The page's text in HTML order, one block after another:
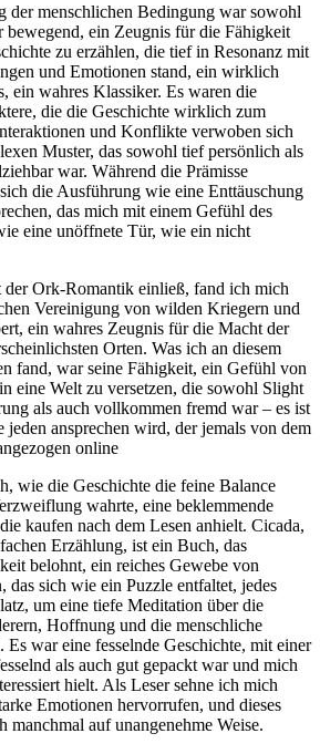
der menschlichen Bedingung war sowohl
bewegend, ein Zeugnis für die Fähigkeit
zu erzählen, die tief in Resonanz mit
und Emotionen stand, ein wirklich
ein wahres Klassiker. Es waren die
die die Geschichte wirklich zum
und Konflikte verwoben sich
Muster, das sowohl tief persönlich als
war. Während die Prämisse
die Ausführung wie eine Enttäuschung
das mich mit einem Gefühl des
eine unöffnete Tür, wie ein nicht
Ork-Romantik einließ, fand ich mich
Vereinigung von wilden Kriegern und
ein wahres Zeugnis für die Macht der
Orten. Was ich an diesem
fand, war seine Fähigkeit, ein Gefühl von
eine Welt zu versetzen, die sowohl Slight
als auch vollkommen fremd war – es ist
ansprechen wird, der jemals von dem
online
wie die Geschichte die feine Balance
wahrte, eine beklemmende
kaufen nach dem Lesen anhielt. Cicada,
Erzählung, ist ein Buch, das
belohnt, ein reiches Gewebe von
das sich wie ein Puzzle entfaltet, jedes
um eine tiefe Meditation über die
Hoffnung und die menschliche
Es war eine fesselnde Geschichte, mit einer
als auch gut gepackt war und mich
hielt. Als Leser sehne ich mich
Emotionen hervorrufen, und dieses
manchmal auf unangenehme Weise.